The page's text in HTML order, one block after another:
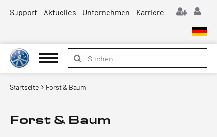
Support Aktuelles Unternehmen Karriere
Startseite Forst & Baum
Forst & Baum